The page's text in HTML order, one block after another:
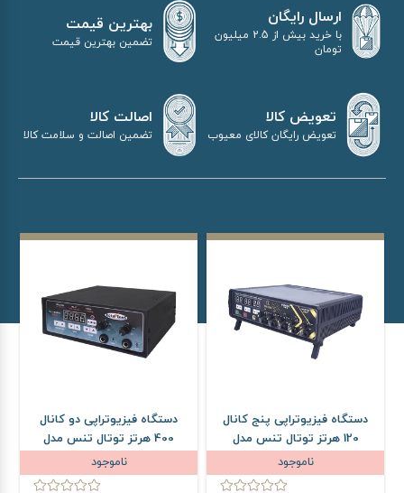
ارسال رایگان
با خرید بیش از 2.5 میلیون
تومان
بهترین قیمت
تضمین بهترین قیمت
تعویض کالا
تعویض رایگان کالای معیوب
اصالت کالا
تضمین اصالت و سلامت کالا
دستگاه فیزیوتراپی پنج کانال
120 هرتز توتال تنس مدل
PM70
ناموجود
دستگاه فیزیوتراپی دو کانال
400 هرتز توتال تنس مدل
PM70
ناموجود